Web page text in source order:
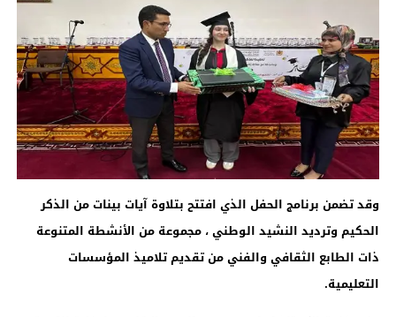
وقد تضمن برنامج الحفل الذي افتتح بتلاوة آيات بينات من الذكر
الحكيم وترديد النشيد الوطني ، مجموعة من الأنشطة المتنوعة
ذات الطابع الثقافي والفني من تقديم تلاميذ المؤسسات
التعليمية.